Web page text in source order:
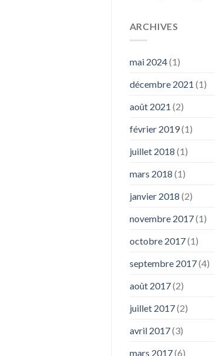
ARCHIVES
mai 2024(1)
décembre 2021 (1)
août 2021 (2)
février 2019(1)
juillet 2018 (1)
mars 2018 (1)
janvier 2018 (2)
novembre 2017(1)
octobre 2017(1)
septembre 2017(4)
août 2017(2)
juillet 2017(2)
avril 2017(3)
mars 2017(6)